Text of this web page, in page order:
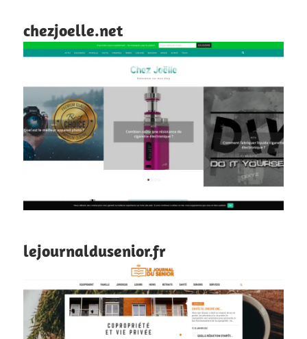
chezjoelle.net
lejournaldusenior.fr